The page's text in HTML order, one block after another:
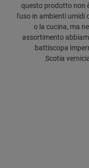
questo prodotto non
l'uso in ambienti umidi
o la cucina, ma
assortimento
battiscopa
Scotia